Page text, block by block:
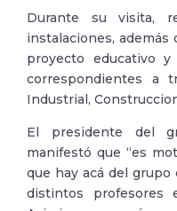
Durante su visita,
instalaciones, además
proyecto educativo
correspondientes a
Industrial,
El presidente del
manifestó que “es
que hay acá del
distintos profesores